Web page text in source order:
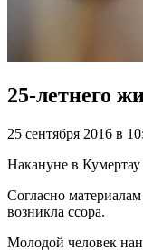
25-летнего
25 сентября 2016 в
Накануне в
Согласно
возникла ссора.
Молодой человек